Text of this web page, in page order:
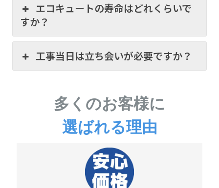
エコキュートの寿命はどれくらいで
すか？
工事当日は立ち会いが必要ですか？
多くのお客様に
選ばれる理由